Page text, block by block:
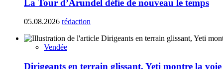
La Tour d’Arundel défie de nouveau le temps
05.08.2026 rédaction
Vendée
Dirigeants en terrain glissant, Yeti montre la voie